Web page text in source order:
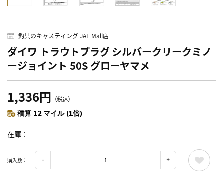
釣具のキャスティング JAL Mall店
ダイワ トラウトプラグ シルバークリークミノ
ージョイント 50S グローヤマメ
1,336円 （税込）
積算 12 マイル (1倍)
在庫
購入数：